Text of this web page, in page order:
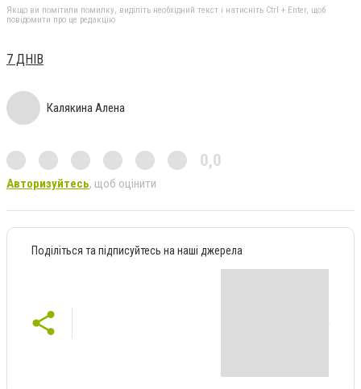
Якщо ви помітили помилку, виділіть необхідний текст і натисніть Ctrl + Enter, щоб
повідомити про це редакцію
7 ДНІВ
Калякина Алена
0,0
Авторизуйтесь, щоб оцінити
Поділіться та підписуйтесь на наші джерела